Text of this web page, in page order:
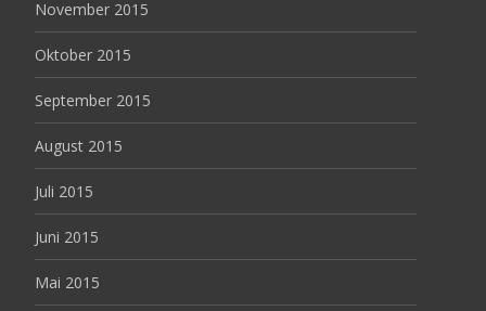
November 2015
Oktober 2015
September 2015
August 2015
Juli 2015
Juni 2015
Mai 2015